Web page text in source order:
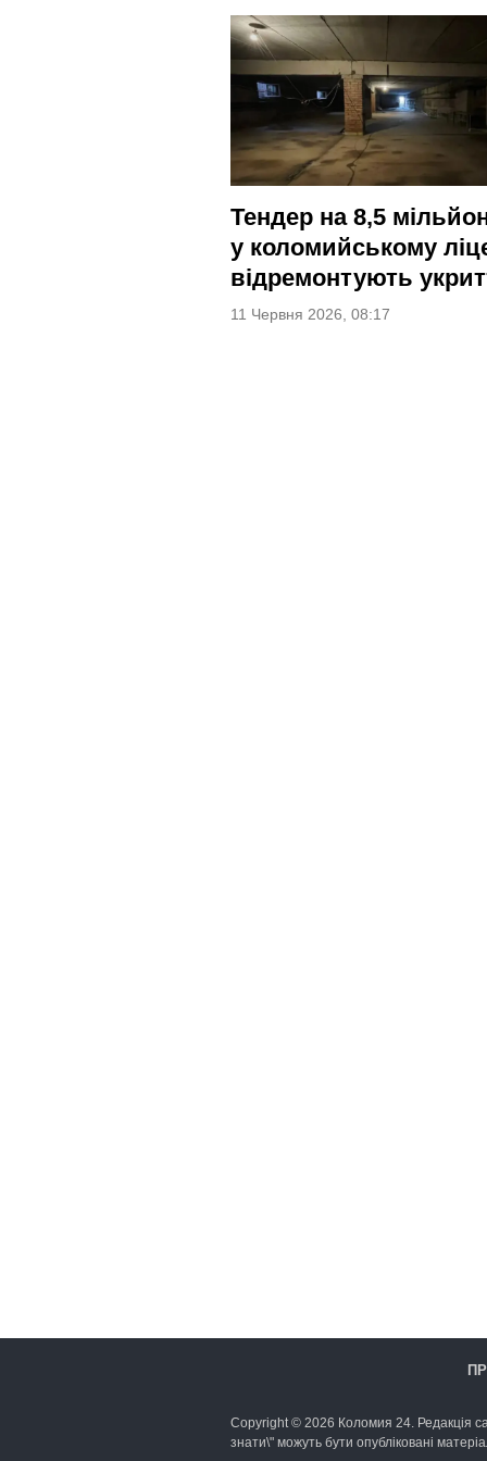
Тендер на 8,5
у коломийському
відремонтують
11 Червня 2026, 08:17
Copyright © 2026 Коломия 24. Редакція
знати\" можуть бути опубліковані